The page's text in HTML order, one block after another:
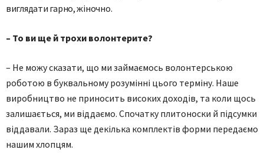
виглядати гарно, жіночно.
– То ви ще й трохи волонтерите?
– Не можу сказати, що ми займаємось волонтерською
роботою в буквальному розумінні цього терміну. Наше
виробництво не приносить високих доходів, та коли щось
залишається, ми віддаємо. Спочатку плитоноски й підсумки
віддавали. Зараз ще декілька комплектів форми передаємо
нашим хлопцям.